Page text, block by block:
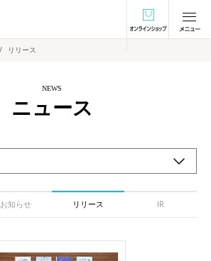
オンラインショ
リリース
NEWS
ニュース
お知らせ リリース IR